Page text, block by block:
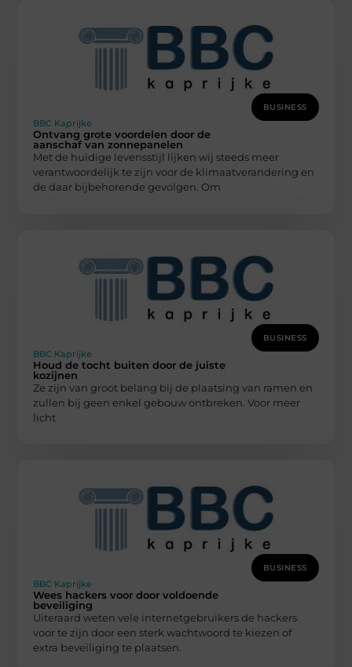
BUSINESS
BBC Kaprijke
Ontvang grote voordelen door de
aanschaf van zonnepanelen
Met de huidige levensstijl lijken wij steeds meer
verantwoordelijk te zijn voor de klimaatverandering en
de daar bijbehorende gevolgen. Om
BUSINESS
BBC Kaprijke
Houd de tocht buiten door de juiste
kozijnen
Ze zijn van groot belang bij de plaatsing van ramen en
zullen bij geen enkel gebouw ontbreken. Voor meer
licht
BUSINESS
BBC Kaprijke
Wees hackers voor door voldoende
beveiliging
Uiteraard weten vele internetgebruikers de hackers
voor te zijn door een sterk wachtwoord te kiezen of
extra beveiliging te plaatsen.